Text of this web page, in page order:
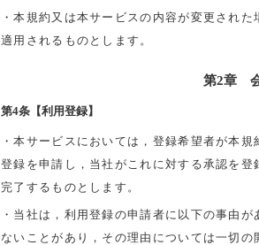
・本規約又は本サービスの内容が変更され
適用されるものとします。
第2章
第4条【利用登録】
・本サービスにおいては，登録希望者が本
登録を申請し，当社がこれに対する承認を
完了するものとします。
・当社は，利用登録の申請者に以下の事由
ないことがあり，その理由については一切の